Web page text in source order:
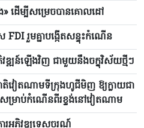
» ដើម្បីសម្រេចបាន​គោលដៅ
រួមគ្នាបង្កើត​សន្ទុះកំណើន
វឌ្ឍន៍​ឡើង​វិញ ជាមួយនឹងចក្ខុវិស័យថ្មីៗ
តិវៀតណាមទីក្រុងហូជីមិញ ឱ្យ​ក្លាយ​ជា
រាប់កំណើនពីរខ្ទង់នៅ​វៀតណាម
រអភិវឌ្ឍទេសចរណ៍